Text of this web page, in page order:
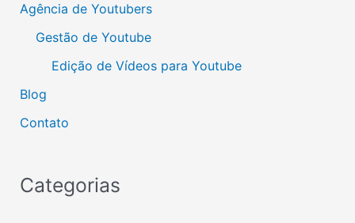
Agência de Youtubers
Gestão de Youtube
Edição de Vídeos para Youtube
Blog
Contato
Categorias